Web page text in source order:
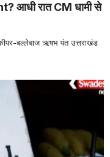
आधी रात CM धामी से
बल्लेबाज ऋषभ पंत उत्तराखंड